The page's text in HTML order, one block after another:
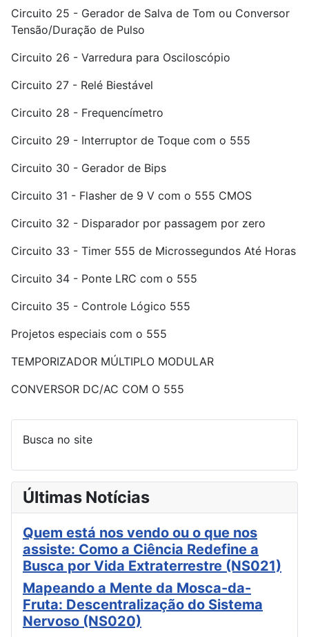
Circuito 25 - Gerador de Salva de Tom ou Conversor
Tensão/Duração de Pulso
Circuito 26 - Varredura para Osciloscópio
Circuito 27 - Relé Biestável
Circuito 28 - Frequencímetro
Circuito 29 - Interruptor de Toque com o 555
Circuito 30 - Gerador de Bips
Circuito 31 - Flasher de 9 V com o 555 CMOS
Circuito 32 - Disparador por passagem por zero
Circuito 33 - Timer 555 de Microssegundos Até Horas
Circuito 34 - Ponte LRC com o 555
Circuito 35 - Controle Lógico 555
Projetos especiais com o 555
TEMPORIZADOR MÚLTIPLO MODULAR
CONVERSOR DC/AC COM O 555
Busca no site
Últimas Notícias
Quem está nos vendo ou o que nos
assiste: Como a Ciência Redefine a
Busca por Vida Extraterrestre (NS021)
Mapeando a Mente da Mosca-da-
Fruta: Descentralização do Sistema
Nervoso (NS020)